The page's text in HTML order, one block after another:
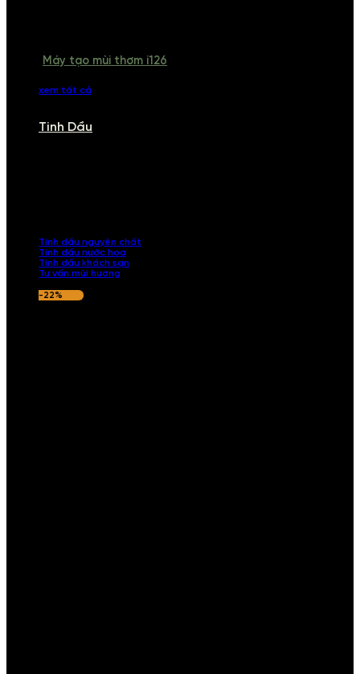
Máy tạo mùi thơm i126
xem tất cả
Tinh Dầu
Tinh dầu nguyên chất
Tinh dầu nước hoa
Tinh dầu khách sạn
Tư vấn mùi hương
-22%